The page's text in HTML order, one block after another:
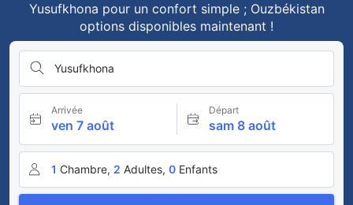
Yusufkhona pour un confort simple ; Ouzbékistan
options disponibles maintenant !
Yusufkhona
Arrivée
ven 7 août
Départ
sam 8 août
1 Chambre, 2 Adultes, 0 Enfants